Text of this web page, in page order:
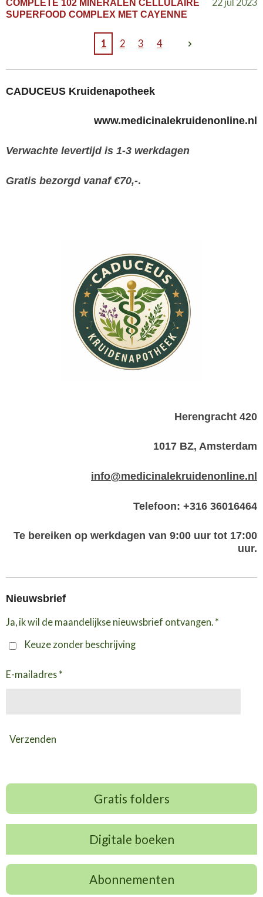
COMPLETE 102 MINERALEN CELLULAIRE
SUPERFOOD COMPLEX MET CAYENNE
1 2 3 4
CADUCEUS Kruidenapotheek
www.medicinalekruidenonline.nl
Verwachte levertijd is 1-3 werkdagen
Gratis bezorgd vanaf €70,-.
Herengracht 420
1017 BZ, Amsterdam
info@medicinalekruidenonline.nl
Telefoon: +316 36016464
Te bereiken op werkdagen van 9:00 uur tot 17:00
uur.
Nieuwsbrief
Ja, ik wil de maandelijkse nieuwsbrief ontvangen. *
Keuze zonder beschrijving
E-mailadres *
Verzenden
Gratis folders
Digitale boeken
Abonnementen